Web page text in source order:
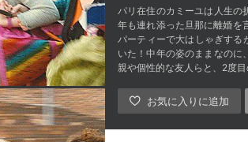
パリ在住のカミーユは人生の
年も連れ添った旦那に離婚を
パーティーで大はしゃぎする
いた！中年の姿のままなのに
親や個性的な友人らと、2度